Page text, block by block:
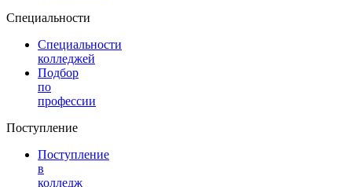
Специальности
Специальности
колледжей
Подбор
по
профессии
Поступление
Поступление
в
колледж